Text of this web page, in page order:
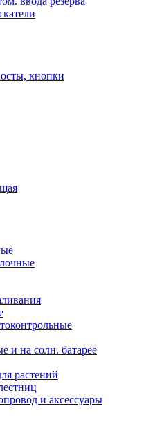
кнопки
и на солн. батарее
растений
и аксессуары